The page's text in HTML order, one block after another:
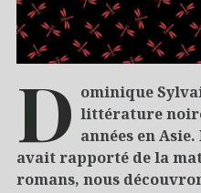
D ominique
littérature
années en
avait rapporté de la
romans, nous